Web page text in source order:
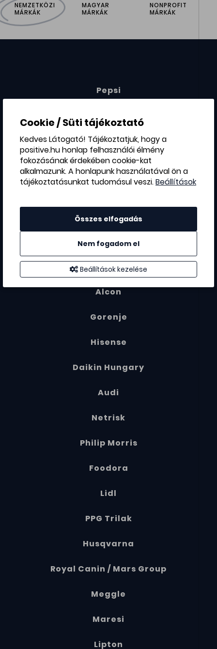
NEMZETKÖZI
MÁRKÁK
MAGYAR
MÁRKÁK
NONPROFIT
MÁRKÁK
Pepsi
Ferrero
TEVA
LEGO
Astrazeneca
Synlab
Affidea
Alcon
Gorenje
Hisense
Daikin Hungary
Audi
Netrisk
Philip Morris
Foodora
Lidl
PPG Trilak
Husqvarna
Royal Canin / Mars Group
Meggle
Maresi
Lipton
Cookie / Süti tájékoztató
Kedves Látogató! Tájékoztatjuk, hogy a
positive.hu honlap felhasználói élmény
fokozásának érdekében cookie-kat
alkalmazunk. A honlapunk használatával ön a
tájékoztatásunkat tudomásul veszi.Beállítások
Összes elfogadás
Nem fogadom el
Beállítások kezelése